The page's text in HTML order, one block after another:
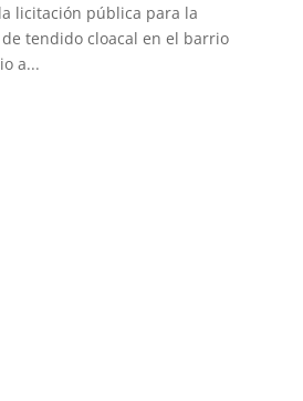
licitación pública para la
tendido cloacal en el barrio
a...